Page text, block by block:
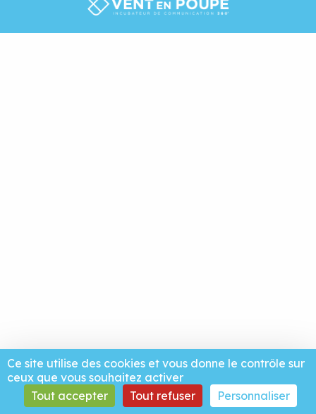
Ce site utilise des cookies et vous donne le contrôle sur
ceux que vous souhaitez activer
Tout accepter
Tout refuser Personnaliser